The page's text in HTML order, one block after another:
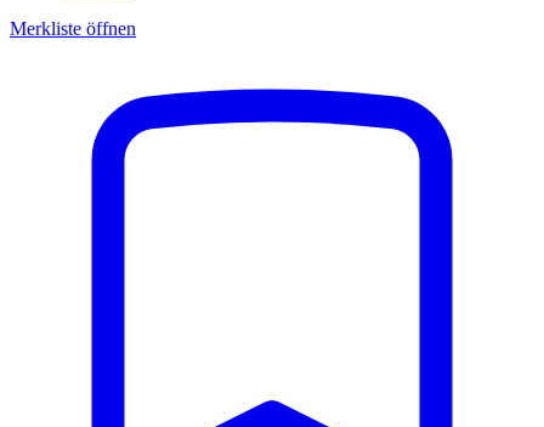
Merkliste öffnen